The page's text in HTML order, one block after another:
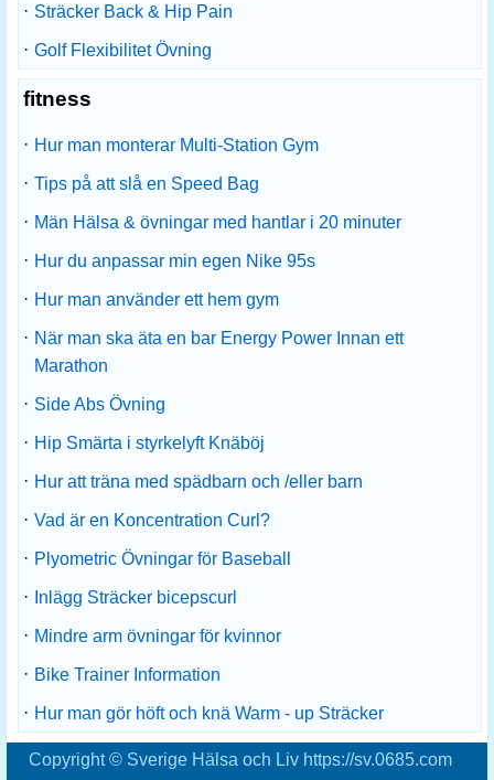
· Sträcker Back & Hip Pain
· Golf Flexibilitet Övning
fitness
· Hur man monterar Multi-Station Gym
· Tips på att slå en Speed ​​Bag
· Män Hälsa & övningar med hantlar i 20 minuter
· Hur du anpassar min egen Nike 95s
· Hur man använder ett hem gym
· När man ska äta en bar Energy Power Innan ett
Marathon
· Side Abs Övning
· Hip Smärta i styrkelyft Knäböj
· Hur att träna med spädbarn och /eller barn
· Vad är en Koncentration Curl?
· Plyometric Övningar för Baseball
·
Inlägg Sträcker bicepscurl
· Mindre arm övningar för kvinnor
· Bike Trainer Information
· Hur man gör höft och knä Warm - up Sträcker
Copyright © Sverige Hälsa och Liv https://sv.0685.com